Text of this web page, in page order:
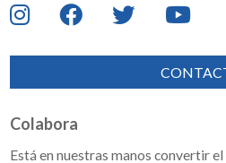
Colabora
Está en nuestras manos convertir